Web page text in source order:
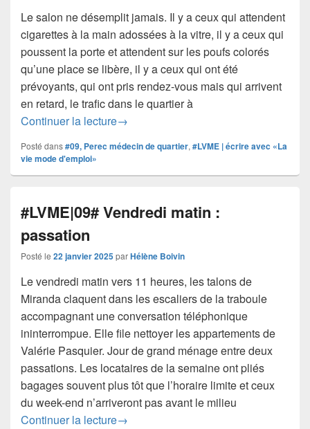
Le salon ne désemplit jamais. Il y a ceux qui attendent
cigarettes à la main adossées à la vitre, il y a ceux qui
poussent la porte et attendent sur les poufs colorés
qu’une place se libère, il y a ceux qui ont été
prévoyants, qui ont pris rendez-vous mais qui arrivent
en retard, le trafic dans le quartier à
Continuer la lecture#LVME#09/ Salon double
→
Posté dans#09, Perec médecin de quartier, #LVME | écrire avec «La
vie mode d'emploi»
#LVME|09# Vendredi matin :
passation
Posté le 22 janvier 2025parHélène Boivin
Le vendredi matin vers 11 heures, les talons de
Miranda claquent dans les escaliers de la traboule
accompagnant une conversation téléphonique
ininterrompue. Elle file nettoyer les appartements de
Valérie Pasquier. Jour de grand ménage entre deux
passations. Les locataires de la semaine ont pliés
bagages souvent plus tôt que l’horaire limite et ceux
du week-end n’arriveront pas avant le milieu
Continuer la lecture#LVME|09# Vendredi matin : passation
→